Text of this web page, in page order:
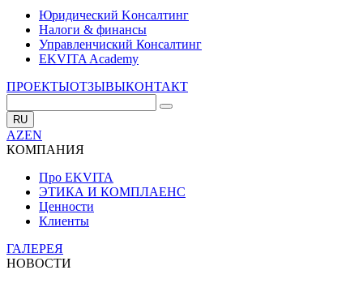
Юридический Kонсалтинг
Налоги & финансы
Управленчиский Консалтинг
EKVITA Academy
ПРОЕКТЫОТЗЫВЫКОНТАКТ
RU
AZEN
КОМПАНИЯ
Про EKVITA
ЭТИКА И КОМПЛАЕНС
Ценности
Клиенты
ГАЛЕРЕЯ
НОВОСТИ